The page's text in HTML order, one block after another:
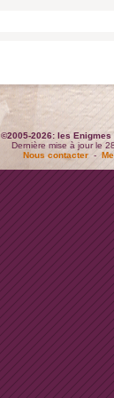
©2005-2026: les Enigmes
Dernière mise à jour le
Nous contacter -